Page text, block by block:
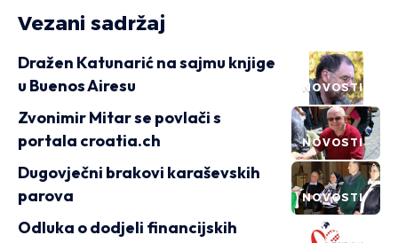
Vezani sadržaj
NOVOSTI
Dražen Katunarić na sajmu knjige
u Buenos Airesu
NOVOSTI
Zvonimir Mitar se povlači s
portala croatia.ch
NOVOSTI
Dugovječni brakovi karaševskih
parova
Odluka o dodjeli financijskih